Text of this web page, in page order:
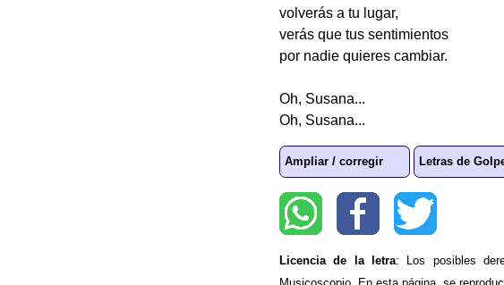
volverás a tu lugar,
verás que tus sentimientos
por nadie quieres cambiar.
Oh, Susana...
Oh, Susana...
Ampliar / corregir Letras de
Licencia de la letra: Los posibles